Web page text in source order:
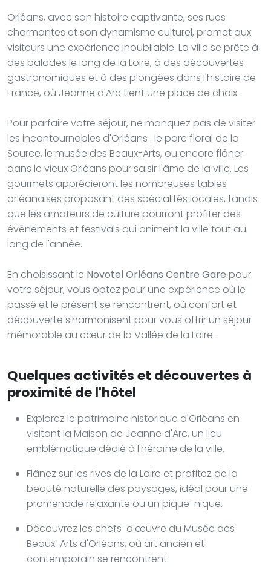
Orléans, avec son histoire captivante, ses rues
charmantes et son dynamisme culturel, promet aux
visiteurs une expérience inoubliable. La ville se prête à
des balades le long de la Loire, à des découvertes
gastronomiques et à des plongées dans l'histoire de
France, où Jeanne d'Arc tient une place de choix.
Pour parfaire votre séjour, ne manquez pas de visiter
les incontournables d'Orléans : le parc floral de la
Source, le musée des Beaux-Arts, ou encore flâner
dans le vieux Orléans pour saisir l'âme de la ville. Les
gourmets apprécieront les nombreuses tables
orléanaises proposant des spécialités locales, tandis
que les amateurs de culture pourront profiter des
événements et festivals qui animent la ville tout au
long de l'année.
En choisissant le Novotel Orléans Centre Gare pour
votre séjour, vous optez pour une expérience où le
passé et le présent se rencontrent, où confort et
découverte s'harmonisent pour vous offrir un séjour
mémorable au cœur de la Vallée de la Loire.
Quelques activités et découvertes à
proximité de l'hôtel
Explorez le patrimoine historique d'Orléans en
visitant la Maison de Jeanne d'Arc, un lieu
emblématique dédié à l'héroïne de la ville.
Flânez sur les rives de la Loire et profitez de la
beauté naturelle des paysages, idéal pour une
promenade relaxante ou un pique-nique.
Découvrez les chefs-d'œuvre du Musée des
Beaux-Arts d'Orléans, où art ancien et
contemporain se rencontrent.